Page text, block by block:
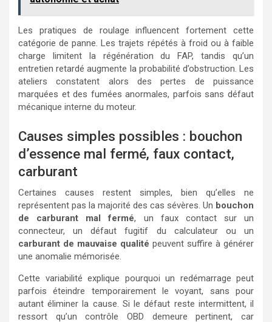
Les pratiques de roulage influencent fortement cette
catégorie de panne. Les trajets répétés à froid ou à faible
charge limitent la régénération du FAP, tandis qu’un
entretien retardé augmente la probabilité d’obstruction. Les
ateliers constatent alors des pertes de puissance
marquées et des fumées anormales, parfois sans défaut
mécanique interne du moteur.
Causes simples possibles : bouchon
d’essence mal fermé, faux contact,
carburant
Certaines causes restent simples, bien qu’elles ne
représentent pas la majorité des cas sévères. Un bouchon
de carburant mal fermé, un faux contact sur un
connecteur, un défaut fugitif du calculateur ou un
carburant de mauvaise qualité peuvent suffire à générer
une anomalie mémorisée.
Cette variabilité explique pourquoi un redémarrage peut
parfois éteindre temporairement le voyant, sans pour
autant éliminer la cause. Si le défaut reste intermittent, il
ressort qu’un contrôle OBD demeure pertinent, car